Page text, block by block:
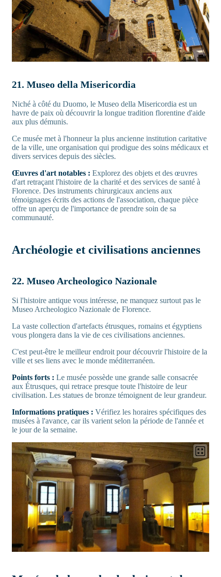
21. Museo della Misericordia
Niché à côté du Duomo, le Museo della Misericordia est un
havre de paix où découvrir la longue tradition florentine d'aide
aux plus démunis.
Ce musée met à l'honneur la plus ancienne institution caritative
de la ville, une organisation qui prodigue des soins médicaux et
divers services depuis des siècles.
Œuvres d'art notables : Explorez des objets et des œuvres
d'art retraçant l'histoire de la charité et des services de santé à
Florence. Des instruments chirurgicaux anciens aux
témoignages écrits des actions de l'association, chaque pièce
offre un aperçu de l'importance de prendre soin de sa
communauté.
Archéologie et civilisations anciennes
22. Museo Archeologico Nazionale
Si l'histoire antique vous intéresse, ne manquez surtout pas le
Museo Archeologico Nazionale de Florence.
La vaste collection d'artefacts étrusques, romains et égyptiens
vous plongera dans la vie de ces civilisations anciennes.
C'est peut-être le meilleur endroit pour découvrir l'histoire de la
ville et ses liens avec le monde méditerranéen.
Points forts : Le musée possède une grande salle consacrée
aux Étrusques, qui retrace presque toute l'histoire de leur
civilisation. Les statues de bronze témoignent de leur grandeur.
Informations pratiques : Vérifiez les horaires spécifiques des
musées à l'avance, car ils varient selon la période de l'année et
le jour de la semaine.